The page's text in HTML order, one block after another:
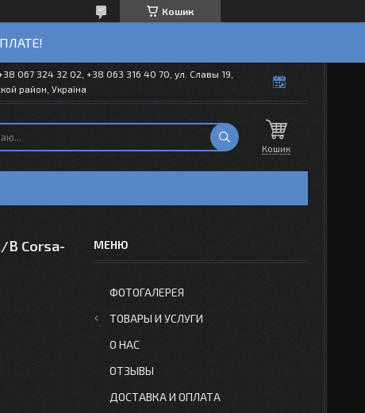
Кошик
067 324 32 02, +38 063 316 40 70, ул. Славы 19,
район, Україна
Кошик
B Corsa-
ФОТОГАЛЕРЕЯ
ТОВАРЫ И УСЛУГИ
О НАС
ОТЗЫВЫ
ДОСТАВКА И ОПЛАТА